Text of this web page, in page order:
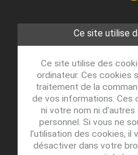
Ce site utilise
Ce site utilise des
ordinateur. Ces cookies
traitement de la
de vos informations. Ces
ni votre nom ni
personnel. Si vous ne
l'utilisation des cookies, il
désactiver dans votre